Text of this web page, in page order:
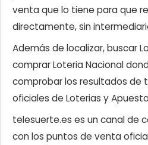
venta que lo tiene para que
directamente, sin
Además de localizar, buscar
comprar Loteria Nacional
comprobar los resultados de
oficiales de Loterias y
telesuerte.es es un canal de
con los puntos de venta